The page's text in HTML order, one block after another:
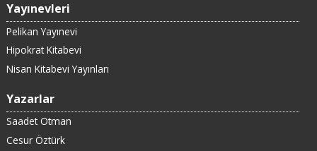
Yayınevleri
Pelikan Yayınevi
Hipokrat Kitabevi
Nisan Kitabevi Yayınları
Yazarlar
Saadet Otman
Cesur Öztürk